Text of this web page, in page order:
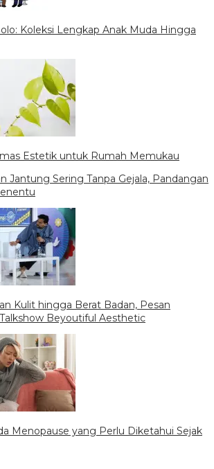
Koleksi Lengkap Anak Muda Hingga
Estetik untuk Rumah Memukau
Jantung Sering Tanpa Gejala, Pandangan
Kulit hingga Berat Badan, Pesan
Beyoutiful Aesthetic
Menopause yang Perlu Diketahui Sejak